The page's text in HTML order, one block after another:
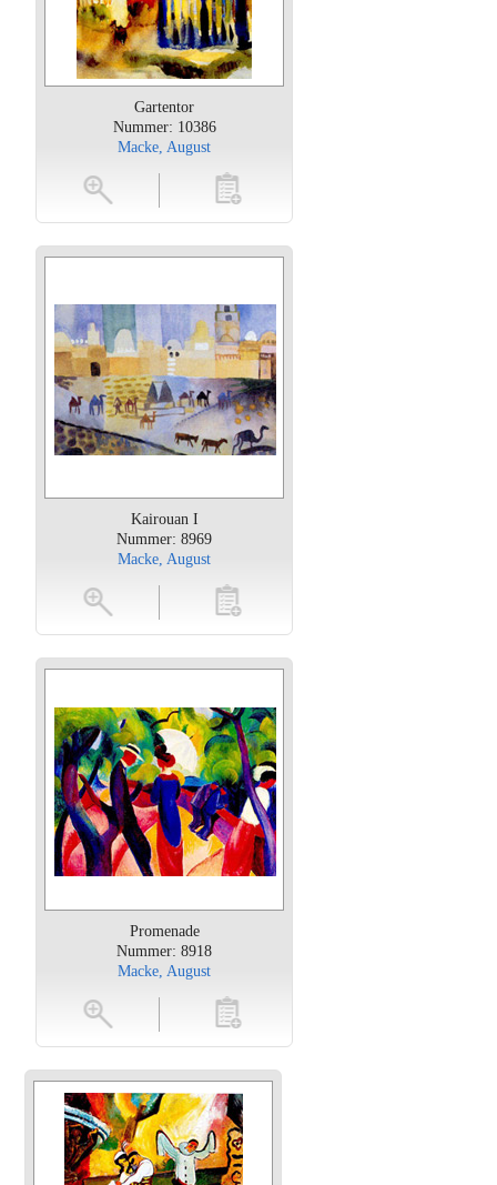
Gartentor
Nummer: 10386
Macke, August
toevoegen
Kairouan I
Nummer: 8969
Macke, August
toevoegen
Promenade
Nummer: 8918
Macke, August
toevoegen